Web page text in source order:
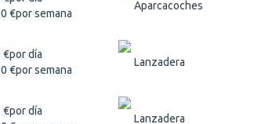
€por semana
Aparcacoches
€por día
€por semana
Lanzadera
€por día
Lanzadera